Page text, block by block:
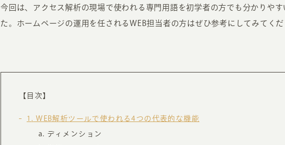
お知らせ・コラム
ホームページ集客にかける想い
社会貢献活動
今回は、アクセス解析の現場で使われる専門用語を初学者の方でも分かりやす
た。ホームページの運用を任されるWEB担当者の方はぜひ参考にしてみてくだ
【目次】
1 WEB解析ツールで使われる4つの代表的な機能
ディメンション